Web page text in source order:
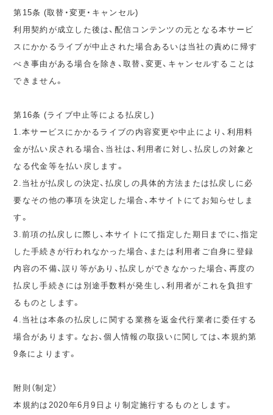
第15条 (取替・変更・キャンセル)
利用契約が成立した後は、配信コンテンツの元となる本サービ
スにかかるライブが中止された場合あるいは当社の責めに帰す
べき事由がある場合を除き、取替、変更、キャンセルすることは
できません。
第16条 (ライブ中止等による払戻し)
1.本サービスにかかるライブの内容変更や中止により、利用料
金が払い戻される場合、当社は、利用者に対し、払戻しの対象と
なる代金等を払い戻します。
2.当社が払戻しの決定、払戻しの具体的方法または払戻しに必
要なその他の事項を決定した場合、本サイトにてお知らせしま
す。
3.前項の払戻しに際し、本サイトにて指定した期日までに、指定
した手続きが行われなかった場合、または利用者ご自身に登録
内容の不備、誤り等があり、払戻しができなかった場合、再度の
払戻し手続きには別途手数料が発生し、利用者がこれを負担す
るものとします。
4.当社は本条の払戻しに関する業務を返金代行業者に委任する
場合があります。なお、個人情報の取扱いに関しては、本規約第
9条によります。
附則（制定）
本規約は2020年6月9日より制定施行するものとします。